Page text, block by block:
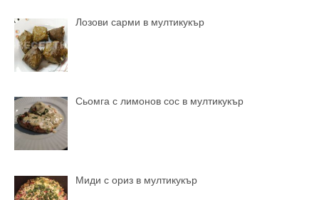
Лозови сарми в мултикукър
Сьомга с лимонов сос в мултикукър
Миди с ориз в мултикукър